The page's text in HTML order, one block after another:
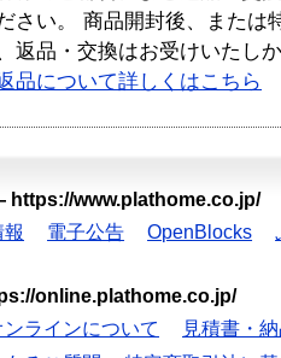
さい。 商品開封後、または
返品・交換はお受けいたし
品について詳しくはこちら
https://www.plathome.co.jp/
電子公告 OpenBlocks
online.plathome.co.jp/
ラインについて
見積書・